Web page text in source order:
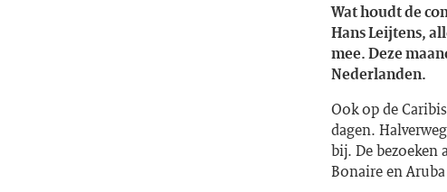
Wat houdt de
Hans Leijtens,
mee. Deze
Nederlanden.
Ook op de
dagen.
bij. De bezoeken
Bonaire en